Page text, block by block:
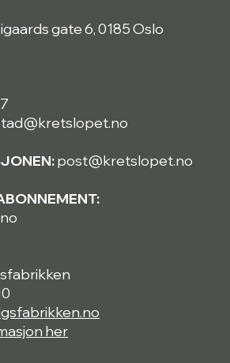
gate 6, 0185 Oslo
post@kretslopet.no
her